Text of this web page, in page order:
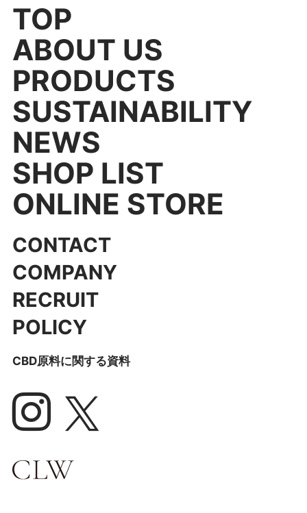
TOP
ABOUT US
PRODUCTS
SUSTAINABILITY
NEWS
SHOP LIST
ONLINE STORE
CONTACT
COMPANY
RECRUIT
POLICY
CBD原料に関する資料